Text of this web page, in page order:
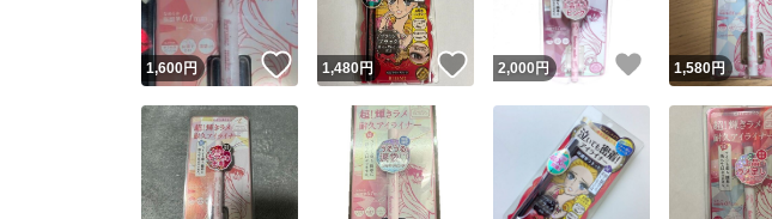
1,600円 いいね！
1,480円 いいね！
2,000 円 いいね！
1,580円